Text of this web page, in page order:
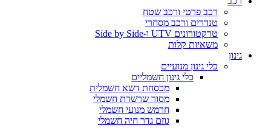
רכב פרטי ורכב שטח
טנדרים ורכב מסחרי
טרקטורונים UTV ו-Side by Side
משאיות קלות
גינון
כלי גינון מנועיים
כלי גינון חשמליים
מכסחת דשא חשמלית
מסור שרשרת חשמלי
חרמש מנועי חשמלי
גוזם גדר חיה חשמלי